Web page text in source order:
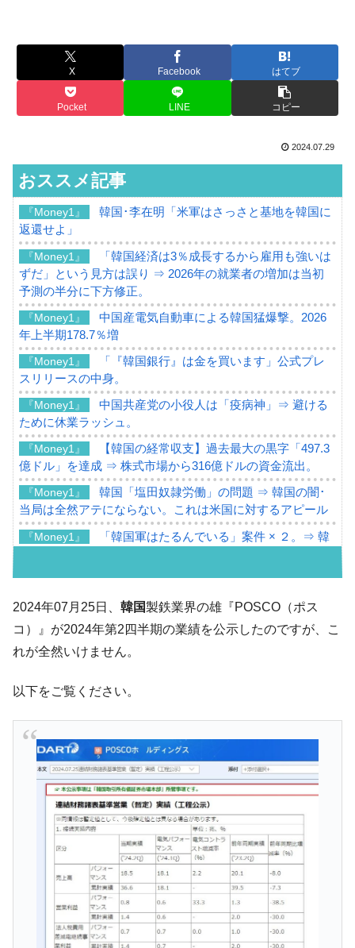
X Facebook はてブ
Pocket LINE コピー
2024.07.29
おススメ記事
『Money1』
韓国･李在明「米軍はさっさと基地を韓国に
返還せよ」
『Money1』
「韓国経済は3％成長するから雇用も強いは
ずだ」という見方は誤り ⇒ 2026年の就業者の増加は当初
予測の半分に下方修正。
『Money1』
中国産電気自動車による韓国猛爆撃。2026
年上半期178.7％増
『Money1』
「『韓国銀行』は金を買います」公式プレ
スリリースの中身。
『Money1』
中国共産党の小役人は「疫病神」⇒ 避ける
ために休業ラッシュ。
『Money1』
【韓国の経常収支】過去最大の黒字「497.3
億ドル」を達成 ⇒ 株式市場から316億ドルの資金流出。
『Money1』
韓国「塩田奴隷労働」の問題 ⇒ 韓国の闇･
当局は全然アテにならない。これは米国に対するアピール
『Money1』
「韓国軍はたるんでいる」案件 × ２。⇒ 韓
『Money1』
韓国メディアが「韓国政府と李在明が吊る
される可能性もあるのでは」とほのめかす。
『Money1』
韓国07月･物価指数「2.8％」に低下 ⇒ 実は
発令。李在明「猛暑・干ばつ対処状況点検会議」
07月販売台数は去年のほぼ半分「71台」しか売れなかっ
た。『起亜』は9台だけ
『Money1』
韓国「信用赦免を何回やっても、何回やっ
ても」⇒ 257万人赦免したのに60万人がまた延滞者に転
『Money1』
韓国K9専用砲弾･装薬自動供給装甲車両･珍
兵器「K10」が改良に乗り出す。
『Money1』
韓国「2026年07月の輸出入」絶好調。半導
体だけで410億ドル、輸出全体の41％もある
『Money1』
韓国･李在明「青年層の雇用状況が悪い。せ
や、若者に起業させよう」⇒ どんな雇用対策だソレ。
2024年07月25日、 韓国製鉄業界の雄『POSCO（ポス
コ）』が2024年第2四半期の業績を公示したのですが、こ
れが全然いけません。
以下をご覧ください。